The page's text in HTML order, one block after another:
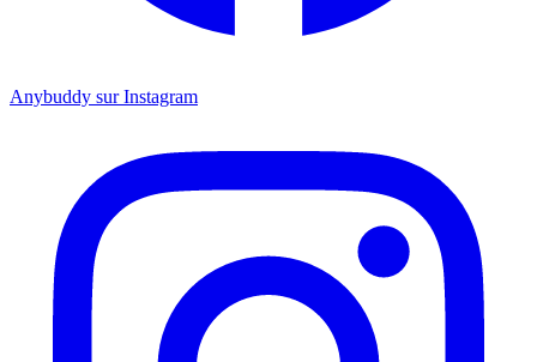
Anybuddy sur Instagram